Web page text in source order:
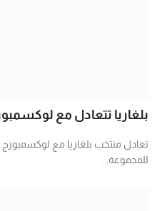
بلغاريا تتعادل مع
تعادل منتخب بلغاريا مع لوكسمبورج
للمجموعة...